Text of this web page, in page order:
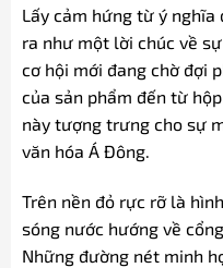
Lấy cảm hứng từ ý nghĩa
ra như một lời chúc về
cơ hội mới đang chờ đợi
của sản phẩm đến từ
này tượng trưng cho sự
văn hóa Á Đông.
Trên nền đỏ rực rỡ là
sóng nước hướng về
Những đường nét minh